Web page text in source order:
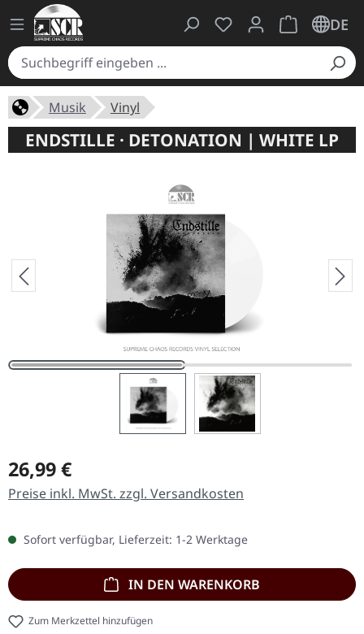
Du hast 0 Produkte
Warenkorb
DE
Musik Vinyl
ENDSTILLE · DETONATION | WHITE LP
Regulärer Preis:
26,99 €
Preise inkl. MwSt. zzgl. Versandkosten
Sofort verfügbar, Lieferzeit: 1-2 Werktage
IN DEN WARENKORB
Zum Merkzettel hinzufügen